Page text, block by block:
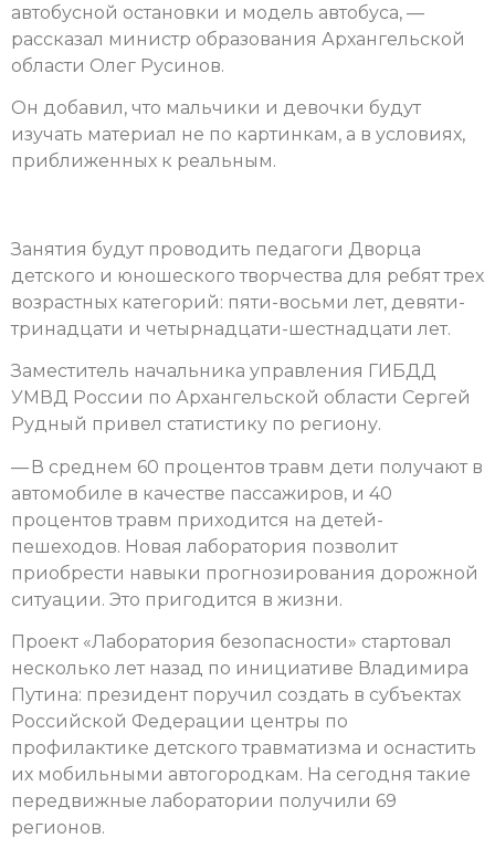
автобусной остановки и модель автобуса, —
рассказал министр образования Архангельской
области Олег Русинов.
Он добавил, что мальчики и девочки будут
изучать материал не по картинкам, а в условиях,
приближенных к реальным.
Занятия будут проводить педагоги Дворца
детского и юношеского творчества для ребят трех
возрастных категорий: пяти-восьми лет, девяти-
тринадцати и четырнадцати-шестнадцати лет.
Заместитель начальника управления ГИБДД
УМВД России по Архангельской области Сергей
Рудный привел статистику по региону.
— В среднем 60 процентов травм дети получают в
автомобиле в качестве пассажиров, и 40
процентов травм приходится на детей-
пешеходов. Новая лаборатория позволит
приобрести навыки прогнозирования дорожной
ситуации. Это пригодится в жизни.
Проект «Лаборатория безопасности» стартовал
несколько лет назад по инициативе Владимира
Путина: президент поручил создать в субъектах
Российской Федерации центры по
профилактике детского травматизма и оснастить
их мобильными автогородкам. На сегодня такие
передвижные лаборатории получили 69
регионов.